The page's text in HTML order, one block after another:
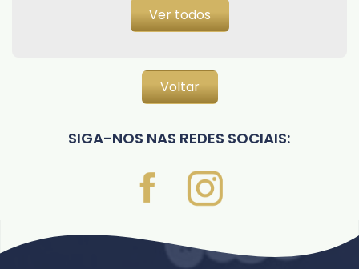
Ver todos
Voltar
SIGA-NOS NAS REDES SOCIAIS: